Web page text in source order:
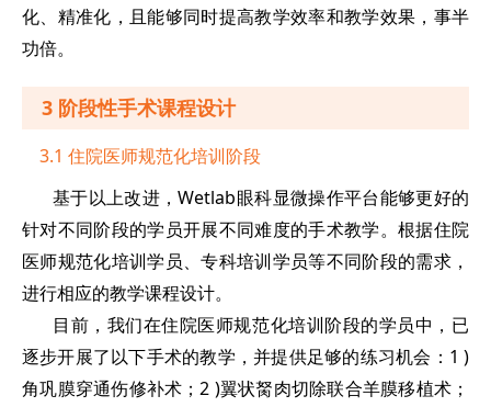
化、精准化，且能够同时提高教学效率和教学效果，事半
功倍。
3 阶段性手术课程设计
3.1 住院医师规范化培训阶段
基于以上改进，Wetlab眼科显微操作平台能够更好的
针对不同阶段的学员开展不同难度的手术教学。根据住院
医师规范化培训学员、专科培训学员等不同阶段的需求，
进行相应的教学课程设计。
目前，我们在住院医师规范化培训阶段的学员中，已
逐步开展了以下手术的教学，并提供足够的练习机会：1 )
角巩膜穿通伤修补术；2 )翼状胬肉切除联合羊膜移植术；